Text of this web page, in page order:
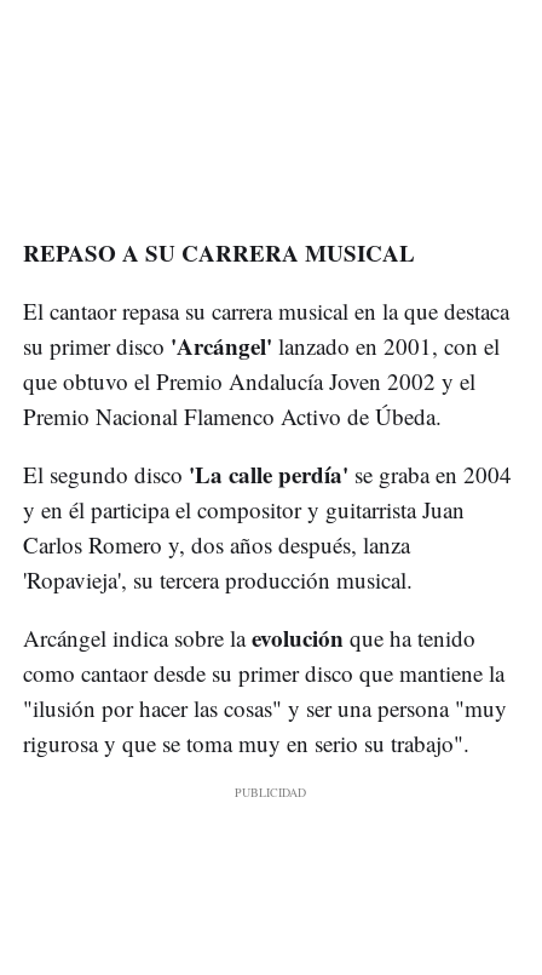
REPASO A SU CARRERA MUSICAL
El cantaor repasa su carrera musical en la que destaca
su primer disco 'Arcángel' lanzado en 2001, con el
que obtuvo el Premio Andalucía Joven 2002 y el
Premio Nacional Flamenco Activo de Úbeda.
El segundo disco 'La calle perdía' se graba en 2004
y en él participa el compositor y guitarrista Juan
Carlos Romero y, dos años después, lanza
'Ropavieja', su tercera producción musical.
Arcángel indica sobre laevolución que ha tenido
como cantaor desde su primer disco que mantiene la
"ilusión por hacer las cosas" y ser una persona "muy
rigurosa y que se toma muy en serio su trabajo".